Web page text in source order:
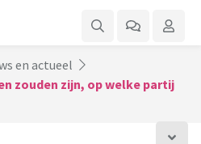
en actueel
zouden zijn, op welke partij